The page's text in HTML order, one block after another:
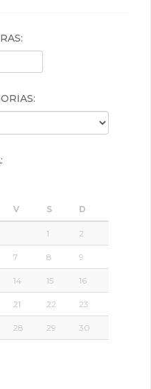
V S D
1 2
7 8 9
14 15 16
21 22 23
28 29 30